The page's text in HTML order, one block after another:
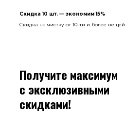
Скидка 10 шт. — экономим 15%
Скидка на чистку от 10-ти и более вещей
Получите максимум
с эксклюзивными
скидками!